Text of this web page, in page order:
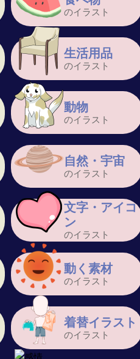
のイラスト
生活用品
のイラスト
動物
のイラスト
自然・宇宙
のイラスト
文字・アイコ
ン
のイラスト
動く素材
のイラスト
着替イラスト
のイラスト